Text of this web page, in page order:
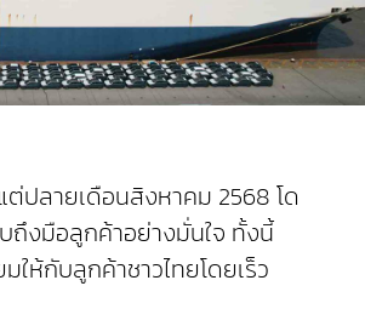
ต่ปลายเดือนสิงหาคม 2568 โด
ถึงมือลูกค้าอย่างมั่นใจ ทั้งนี้
ห้กับลูกค้าชาวไทยโดยเร็ว